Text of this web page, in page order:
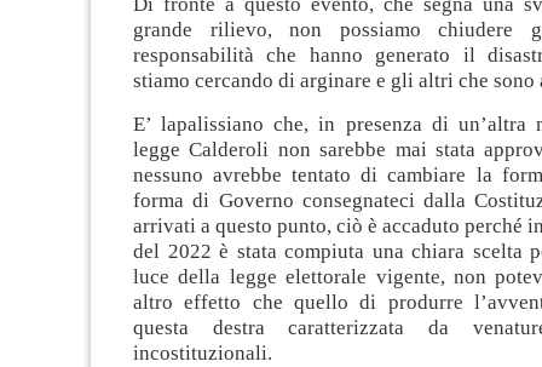
grande rilievo, non possiamo chiudere
responsabilità che hanno generato il
stiamo cercando di arginare e gli altri che sono
E’ lapalissiano che, in presenza di un’altra
legge Calderoli non sarebbe mai stata
nessuno avrebbe tentato di cambiare la
forma di Governo consegnateci dalla
arrivati a questo punto, ciò è accaduto perché
del 2022 è stata compiuta una chiara scelta
luce della legge elettorale vigente, non
altro effetto che quello di produrre
questa destra caratterizzata da
incostituzionali.